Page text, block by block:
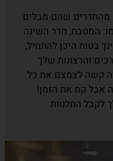
מהחדרים שהם מבלים
המטבח, חדר השינה
בטוח היכן להתחיל,
והרצונות שלך
קשה לצמצם את כל
אבל קח את הזמן!
לקבל החלטות